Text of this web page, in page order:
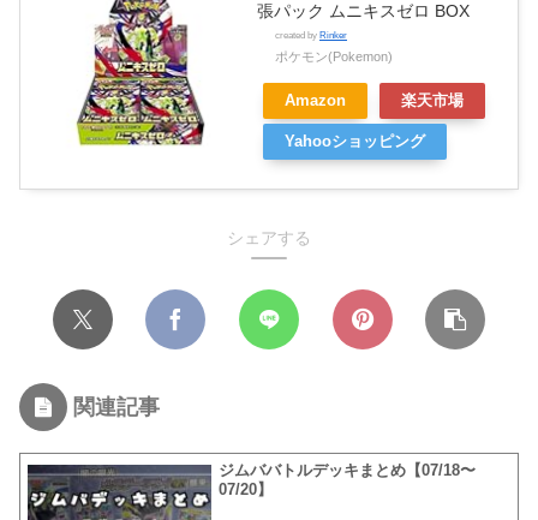
張パック ムニキスゼロ BOX
created by Rinker
ポケモン(Pokemon)
Amazon 楽天市場
Yahooショッピング
シェアする
関連記事
ジムババトルデッキまとめ【07/18〜
07/20】